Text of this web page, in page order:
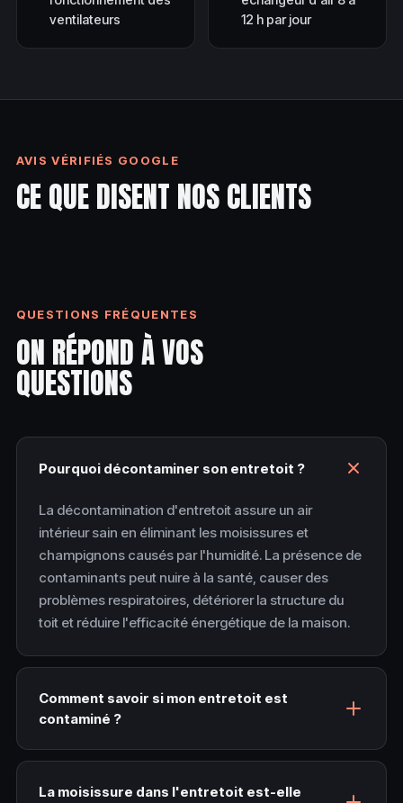
ventilateurs
12 h par jour
AVIS VÉRIFIÉS GOOGLE
CE QUE DISENT NOS CLIENTS
QUESTIONS FRÉQUENTES
ON RÉPOND À VOS
QUESTIONS
Pourquoi décontaminer son entretoit ?
La décontamination d'entretoit assure un air
intérieur sain en éliminant les moisissures et
champignons causés par l'humidité. La présence de
contaminants peut nuire à la santé, causer des
problèmes respiratoires, détériorer la structure du
toit et réduire l'efficacité énergétique de la maison.
Comment savoir si mon entretoit est
contaminé ?
La moisissure dans l'entretoit est-elle